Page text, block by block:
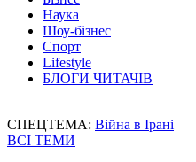
Наука
Шоу-бізнес
Спорт
Lifestyle
БЛОГИ ЧИТАЧІВ
СПЕЦТЕМА: Війна в Ірані
ВСІ ТЕМИ